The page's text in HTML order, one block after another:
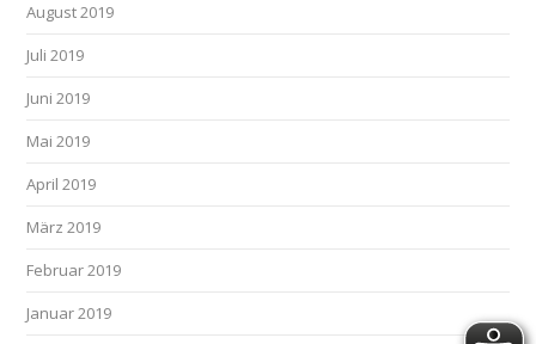
August 2019
Juli 2019
Juni 2019
Mai 2019
April 2019
März 2019
Februar 2019
Januar 2019